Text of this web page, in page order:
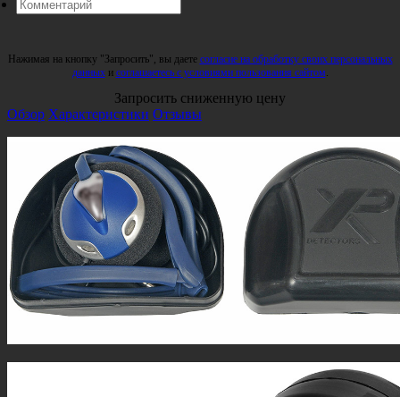
Нажимая на кнопку "Запросить", вы даете согласие на обработку своих персональных
данныхи соглашаетесь с условиями пользования сайтом.
Запросить сниженную цену
Обзор Характеристики Отзывы